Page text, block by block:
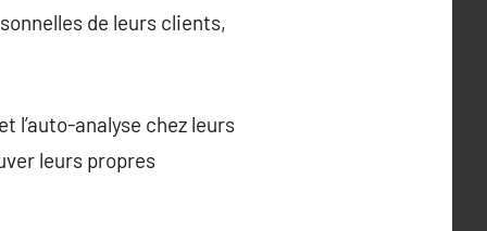
de leurs clients,
l’auto-analyse chez leurs
leurs propres